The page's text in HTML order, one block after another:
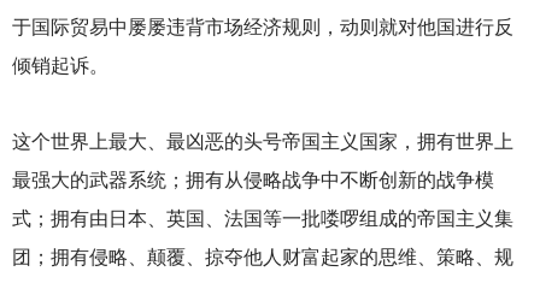
于国际贸易中屡屡违背市场经济规则，动则就对他国进行反
倾销起诉。
这个世界上最大、最凶恶的头号帝国主义国家，拥有世界上
最强大的武器系统；拥有从侵略战争中不断创新的战争模
式；拥有由日本、英国、法国等一批喽啰组成的帝国主义集
团；拥有侵略、颠覆、掠夺他人财富起家的思维、策略、规